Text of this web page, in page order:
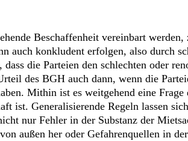
Beschaffenheit vereinbart
auch konkludent erfolgen, also durch
die Parteien den schlechten oder
des BGH auch dann, wenn die
Mithin ist es weitgehend eine
ist. Generalisierende Regeln lassen
nur Fehler in der Substanz der
außen her oder Gefahrenquellen in